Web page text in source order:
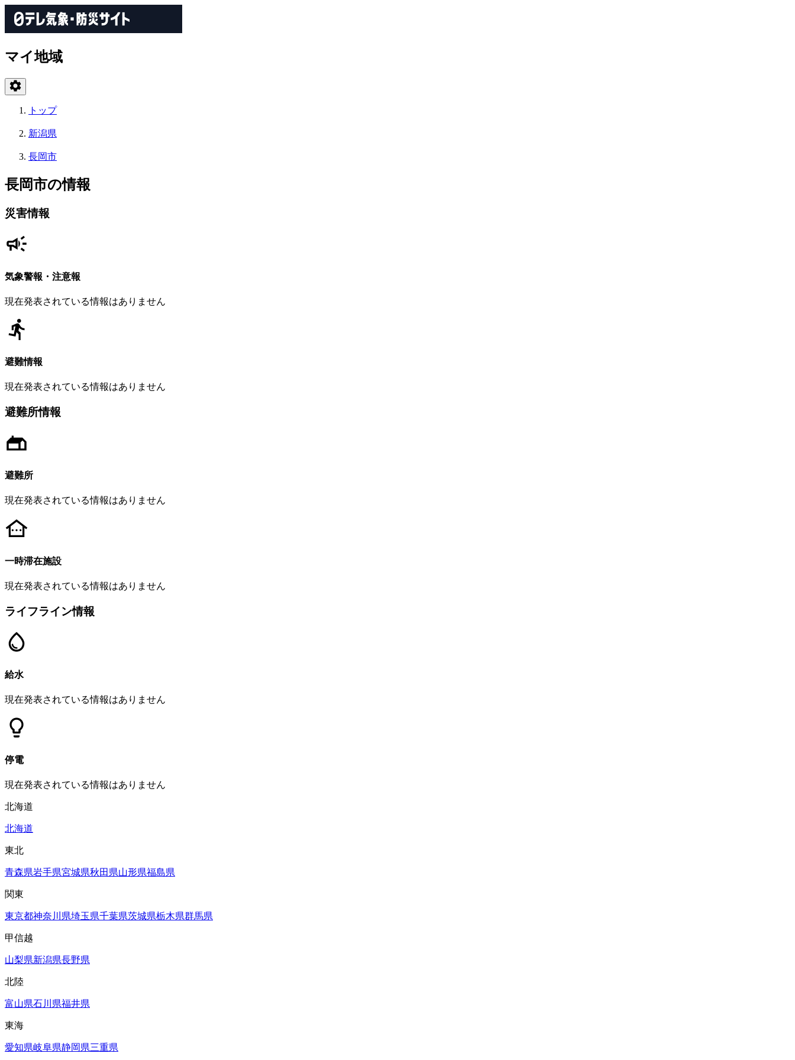
マイ地域
トップ
新潟県
長岡市
長岡市の情報
災害情報
気象警報・注意報
現在発表されている情報はありません
避難情報
現在発表されている情報はありません
避難所情報
避難所
現在発表されている情報はありません
一時滞在施設
現在発表されている情報はありません
ライフライン情報
給水
現在発表されている情報はありません
停電
現在発表されている情報はありません
北海道
北海道
東北
青森県岩手県宮城県秋田県山形県福島県
関東
東京都神奈川県埼玉県千葉県茨城県栃木県群馬県
甲信越
山梨県新潟県長野県
北陸
富山県石川県福井県
東海
愛知県岐阜県静岡県三重県